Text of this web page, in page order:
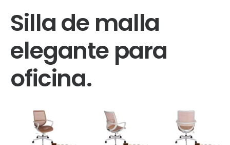
Silla de malla
elegante para
oficina.